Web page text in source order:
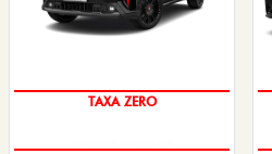
TAXA ZERO